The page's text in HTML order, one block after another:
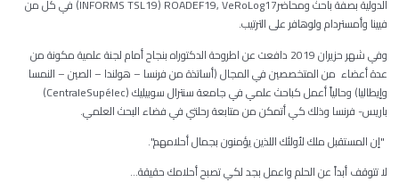
الدولية بصفة باحث ومحاضرINFORMS TSL19) ROADEF19, VeRoLog17) في كل من
فيينا وأمستردام ولوهافر على الترتيب.
وفي شهر حزيران 2019 دافعت عن اطروحة الدكتوراه بنجاح أمام لجنة علمية مكونة من
عدة أعضاء من المتخصصين في المجال (أساتذة من فرنسا – هولندا – الصين – النمسا
وإيطاليا) وحالياً أعمل كباحث علمي في جامعة سنترال سوبيليك (CentraleSupélec)
باريس- فرنسا وذلك كي أتمكن من متابعة رحلتي في فضاء البحث العلمي.
"إن المستقبل ملك لأولئك اللذين يؤمنون بجمال أحلامهم".
لا تتوقف أبداً عن الحلم واعمل بجد لكي تصبح أحلامك حقيقة...